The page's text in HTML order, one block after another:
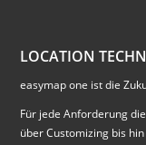
LOCATION
easymap one ist die
Für jede Anforderung
über Customizing bis